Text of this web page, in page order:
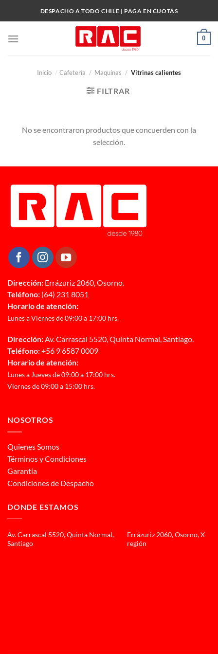
DESPACHO A TODO CHILE | PAGA EN CUOTAS
0
Inicio / Cafetería / Maquinas / Vitrinas calientes
FILTRAR
No se encontraron productos que concuerden con la
selección.
Dirección: Errázuriz 2060, Osorno.
Teléfono: (64) 231 8051
Horario de atención:
Lunes a Viernes de 09:00 a 17:00 hrs.
Dirección:Av. Carrascal 5520, Quinta Normal, Santiago.
Teléfono:+56 9 6587 0009
Horario de atención:
Lunes a Jueves de 09:00 a 17:00 hrs.
Viernes de 09:00 a 15:00 hrs.
NOSOTROS
Quienes Somos
Términos y Condiciones
Garantía
Condiciones de Despacho
DONDE ESTAMOS
Av. Carrascal 5520, Quinta Normal,
Santiago
Errázuriz 2060, Osorno, X
región